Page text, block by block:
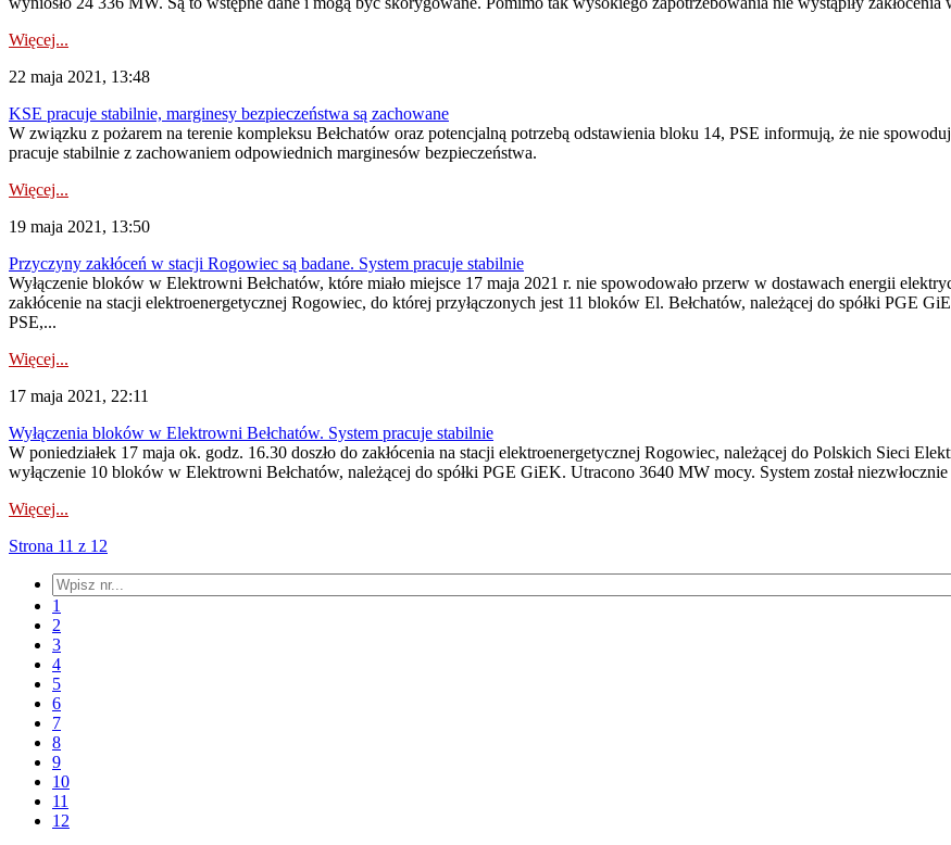
Więcej...
22 maja 2021, 13:48
KSE pracuje stabilnie, marginesy bezpieczeństwa są zachowane
W związku z pożarem na terenie kompleksu Bełchatów oraz potencjalną potrzebą odstawienia bloku 14, PSE informują, że nie
pracuje stabilnie z zachowaniem odpowiednich marginesów bezpieczeństwa.
Więcej...
19 maja 2021, 13:50
Przyczyny zakłóceń w stacji Rogowiec są badane. System pracuje stabilnie
Wyłączenie bloków w Elektrowni Bełchatów, które miało miejsce 17 maja 2021 r. nie spowodowało przerw w dostawach energii
zakłócenie na stacji elektroenergetycznej Rogowiec, do której przyłączonych jest 11 bloków El. Bełchatów, należącej do spółki PGE
PSE,...
Więcej...
17 maja 2021, 22:11
Wyłączenia bloków w Elektrowni Bełchatów. System pracuje stabilnie
W poniedziałek 17 maja ok. godz. 16.30 doszło do zakłócenia na stacji elektroenergetycznej Rogowiec, należącej do Polskich Sieci
wyłączenie 10 bloków w Elektrowni Bełchatów, należącej do spółki PGE GiEK. Utracono 3640 MW mocy. System został
Więcej...
Strona 11 z 12
1
2
3
4
5
6
7
8
9
10
11
12